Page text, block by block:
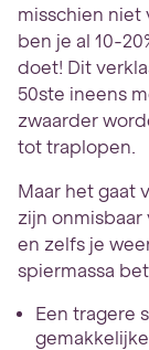
misschien niet
ben je al 10-
doet! Dit
50ste ineens
zwaarder
tot traplopen.
Maar het gaat
zijn onmisbaar
en zelfs je
spiermassa
Een tragere